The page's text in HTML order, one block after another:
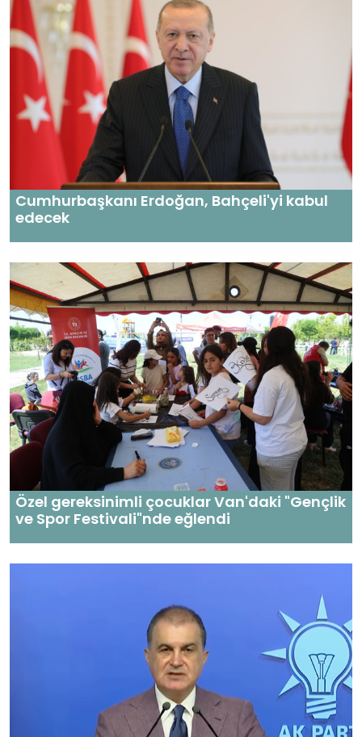
Cumhurbaşkanı Erdoğan, Bahçeli'yi kabul
edecek
Özel gereksinimli çocuklar Van'daki "Gençlik
ve Spor Festivali"nde eğlendi